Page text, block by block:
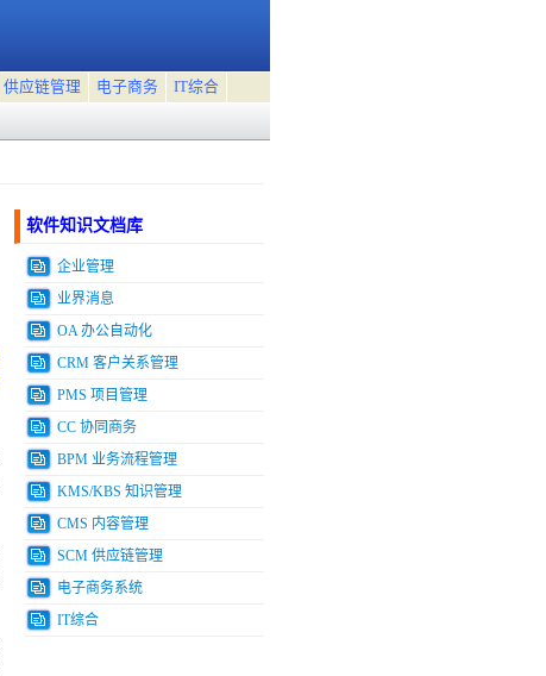
供应链管理 电子商务
IT综合
软件知识文档库
企业管理
业界消息
OA 办公自动化
CRM 客户关系管理
PMS 项目管理
CC 协同商务
BPM 业务流程管理
KMS/KBS 知识管理
CMS 内容管理
SCM 供应链管理
电子商务系统
IT综合